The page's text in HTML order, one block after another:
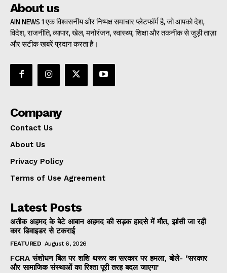
About us
AIN NEWS 1 एक विश्वसनीय और निष्पक्ष समाचार प्लेटफॉर्म है, जो आपको देश,
विदेश, राजनीति, व्यापार, खेल, मनोरंजन, स्वास्थ्य, शिक्षा और तकनीक से जुड़ी ताज़ा
और सटीक खबरें प्रदान करता है।
Company
Contact Us
About Us
Privacy Policy
Terms of Use Agreement
Latest Posts
अतीक अहमद के बेटे आबान अहमद की सड़क हादसे में मौत, झांसी जा रही
कार डिवाइडर से टकराई
FEATURED August 6, 2026
FCRA संशोधन बिल पर शशि थरूर का सरकार पर हमला, बोले- ‘सरकार
और सामाजिक संस्थाओं का रिश्ता पूरी तरह बदल जाएगा’